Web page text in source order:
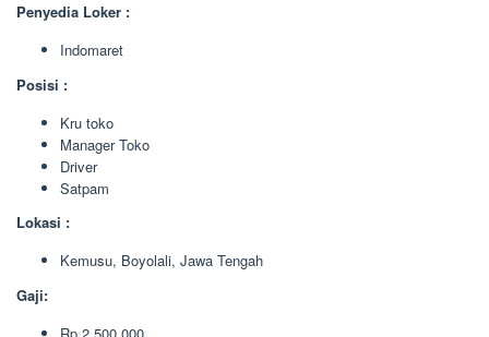
Penyedia Loker :
Indomaret
Posisi :
Kru toko
Manager Toko
Driver
Satpam
Lokasi :
Kemusu, Boyolali, Jawa Tengah
Gaji:
Rp 2.500.000